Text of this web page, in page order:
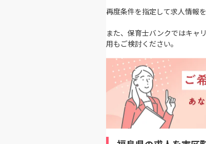
再度条件を指定して求人情報
また、保育士バンクではキャ
用もご検討ください。